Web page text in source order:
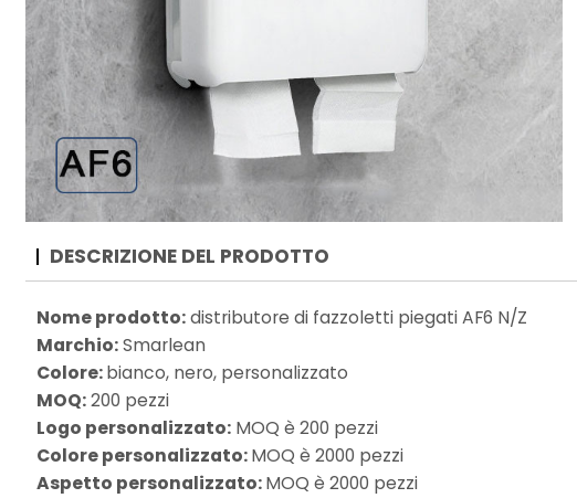
DESCRIZIONE DEL PRODOTTO
Nome prodotto:distributore di fazzoletti piegati AF6 N/Z
Marchio:Smarlean
Colore:bianco, nero, personalizzato
MOQ:200 pezzi
Logo personalizzato: MOQ è 200 pezzi
Colore personalizzato:MOQ è 2000 pezzi
Aspetto personalizzato:MOQ è 2000 pezzi